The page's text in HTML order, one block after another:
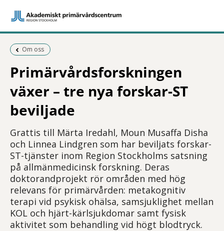
Föregående sida:
Om oss
Primärvårdsforskningen
växer – tre nya forskar-ST
beviljade
Grattis till Märta Iredahl, Moun Musaffa Disha
och Linnea Lindgren som har beviljats forskar-
ST-tjänster inom Region Stockholms satsning
på allmänmedicinsk forskning. Deras
doktorandprojekt rör områden med hög
relevans för primärvården: metakognitiv
terapi vid psykisk ohälsa, samsjuklighet mellan
KOL och hjärt-kärlsjukdomar samt fysisk
aktivitet som behandling vid högt blodtryck.